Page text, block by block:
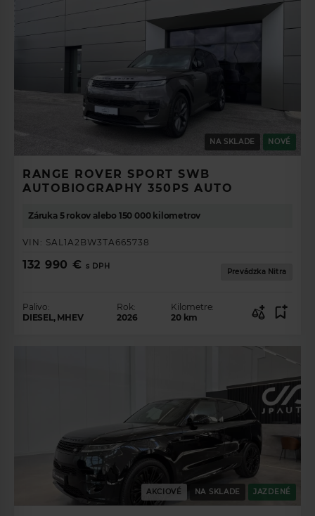
NA SKLADE NOVÉ
RANGE ROVER SPORT SWB
AUTOBIOGRAPHY 350PS AUTO
Záruka 5 rokov alebo 150 000 kilometrov
VIN: SAL1A2BW3TA665738
132 990 € s DPH
Prevádzka Nitra
Palivo:
DIESEL, MHEV
Rok:
2026
Kilometre:
20 km
AKCIOVÉ NA SKLADE JAZDENÉ